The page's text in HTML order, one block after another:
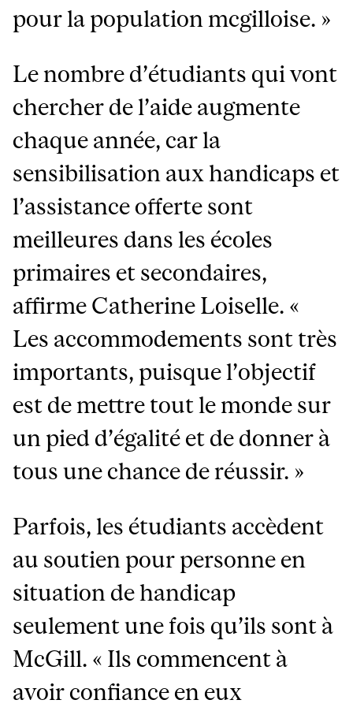
pour la population mcgilloise. »
Le nombre d’étudiants qui vont
chercher de l’aide augmente
chaque année, car la
sensibilisation aux handicaps et
l’assistance offerte sont
meilleures dans les écoles
primaires et secondaires,
affirme Catherine Loiselle. «
Les accommodements sont très
importants, puisque l’objectif
est de mettre tout le monde sur
un pied d’égalité et de donner à
tous une chance de réussir. »
Parfois, les étudiants accèdent
au soutien pour personne en
situation de handicap
seulement une fois qu’ils sont à
McGill. « Ils commencent à
avoir confiance en eux